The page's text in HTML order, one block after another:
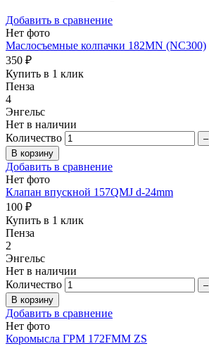
Добавить в сравнение
Нет фото
Маслосъемные колпачки 182MN (NC300)
350 ₽
Купить в 1 клик
Пенза
4
Энгельс
Нет в наличии
Количество
–
Добавить в сравнение
Нет фото
Клапан впускной 157QMJ d-24mm
100 ₽
Купить в 1 клик
Пенза
2
Энгельс
Нет в наличии
Количество
–
Добавить в сравнение
Нет фото
Коромысла ГРМ 172FMM ZS